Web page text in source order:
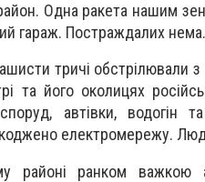
Одна ракета нашим
гараж. Постраждалих нема.
тричі обстрілювали з
та його околицях
автівки, водогін
електромережу.
районі ранком важкою